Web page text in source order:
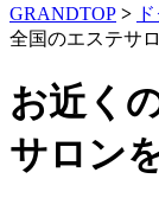
GRANDTOP >
全国のエステサ
お近く
サロン